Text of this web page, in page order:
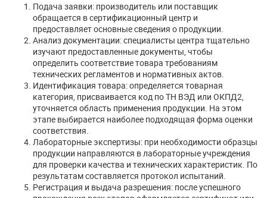
Подача заявки: производитель или поставщик
обращается в сертификационный центр и
предоставляет основные сведения о продукции.
Анализ документации: специалисты центра тщательно
изучают предоставленные документы, чтобы
определить соответствие товара требованиям
технических регламентов и нормативных актов.
Идентификация товара: определяется товарная
категория, присваивается код по ТН ВЭД или ОКПД2,
уточняется область применения продукции. На этом
этапе выбирается наиболее подходящая форма оценки
соответствия.
Лабораторные экспертизы: при необходимости образцы
продукции направляются в лабораторные учреждения
для проверки качества и технических характеристик. По
результатам составляется протокол испытаний.
Регистрация и выдача разрешения: после успешного